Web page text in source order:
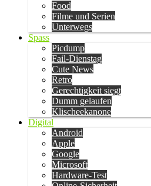
Food
Filme und Serien
Unterwegs
Spass
Picdump
Fail-Dienstag
Cute News
Retro
Gerechtigkeit siegt
Dumm gelaufen
Klischeekanone
Digital
Android
Apple
Google
Microsoft
Hardware-Test